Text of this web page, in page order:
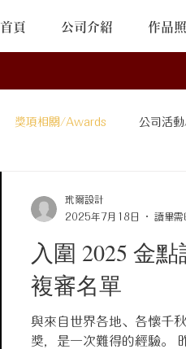
首頁 公司介紹 作品
獎項相關/Awards 公司活
入圍 2025 金
複審名單
與來自世界各地、各懷千
獎，是一次難得的經驗。
玳爾設計
2025年7月18日
讀畢